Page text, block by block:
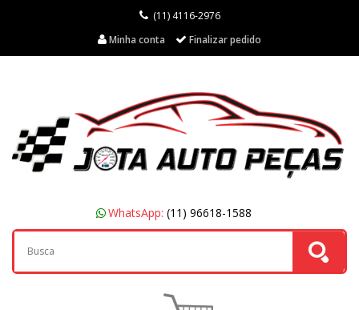
(11) 4116-2976
Minha conta
Finalizar pedido
WhatsApp: (11) 96618-1588